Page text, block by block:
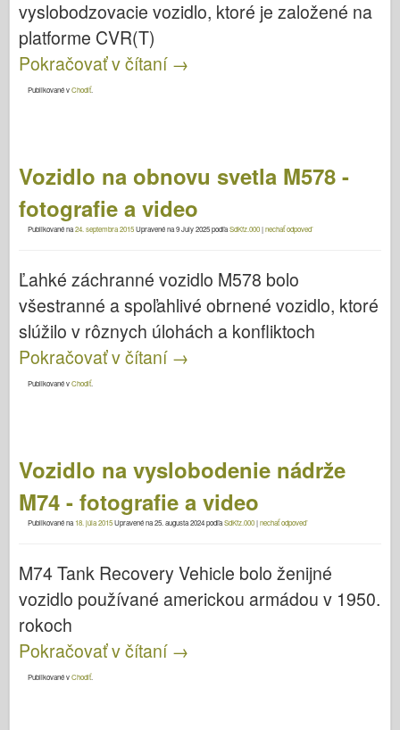
vyslobodzovacie vozidlo, ktoré je založené na
platforme CVR(T)
Pokračovať v čítaní →
Publikované vChodiť.
Vozidlo na obnovu svetla M578 -
fotografie a video
Publikované na24. septembra 2015Upravené na9 July 2025podľaSdKfz.000|nechať odpoveď
Ľahké záchranné vozidlo M578 bolo
všestranné a spoľahlivé obrnené vozidlo, ktoré
slúžilo v rôznych úlohách a konfliktoch
Pokračovať v čítaní →
Publikované vChodiť.
Vozidlo na vyslobodenie nádrže
M74 - fotografie a video
Publikované na 18. júla 2015Upravené na25. augusta 2024podľaSdKfz.000|nechať odpoveď
M74 Tank Recovery Vehicle bolo ženijné
vozidlo používané americkou armádou v 1950.
rokoch
Pokračovať v čítaní →
Publikované vChodiť.